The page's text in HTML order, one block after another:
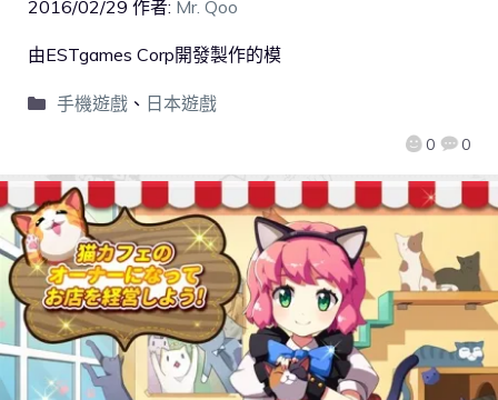
2016/02/29 作者: Mr. Qoo
0 0
由ESTgames Corp開發製作的模
手機遊戲、 日本遊戲